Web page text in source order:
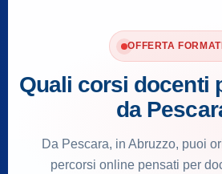
OFFERTA
Quali corsi docenti
da
Da Pescara, in Abruzzo, puoi
percorsi online pensati per